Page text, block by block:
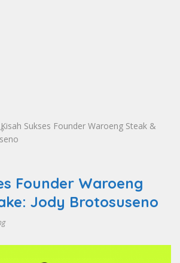
Kisah Sukses Founder Waroeng Steak &
Founder Waroeng
Jody Brotosuseno